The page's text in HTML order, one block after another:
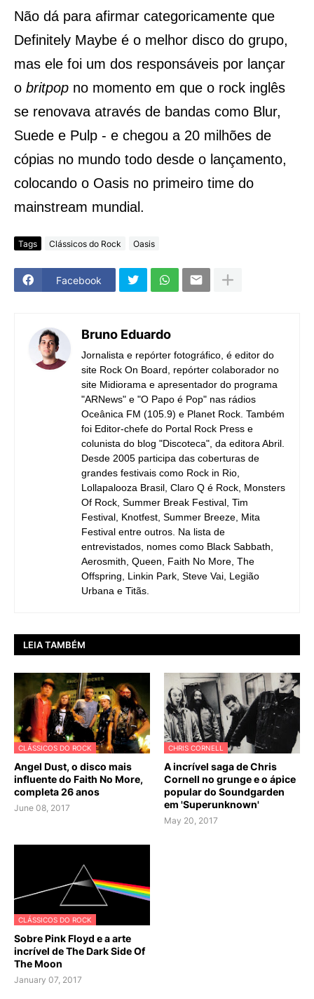
Não dá para afirmar categoricamente que
Definitely Maybe é o melhor disco do grupo,
mas ele foi um dos responsáveis por lançar
o britpop no momento em que o rock inglês
se renovava através de bandas como Blur,
Suede e Pulp - e chegou a 20 milhões de
cópias no mundo todo desde o lançamento,
colocando o Oasis no primeiro time do
mainstream mundial.
Tags Clássicos do Rock Oasis
Facebook
Bruno Eduardo
Jornalista e repórter fotográfico, é editor do
site Rock On Board, repórter colaborador no
site Midiorama e apresentador do programa
"ARNews" e "O Papo é Pop" nas rádios
Oceânica FM (105.9) e Planet Rock. Também
foi Editor-chefe do Portal Rock Press e
colunista do blog "Discoteca", da editora Abril.
Desde 2005 participa das coberturas de
grandes festivais como Rock in Rio,
Lollapalooza Brasil, Claro Q é Rock, Monsters
Of Rock, Summer Break Festival, Tim
Festival, Knotfest, Summer Breeze, Mita
Festival entre outros. Na lista de
entrevistados, nomes como Black Sabbath,
Aerosmith, Queen, Faith No More, The
Offspring, Linkin Park, Steve Vai, Legião
Urbana e Titãs.
LEIA TAMBÉM
CLÁSSICOS DO ROCK
Angel Dust, o disco mais
influente do Faith No More,
completa 26 anos
June 08, 2017
CHRIS CORNELL
A incrível saga de Chris
Cornell no grunge e o ápice
popular do Soundgarden
em 'Superunknown'
May 20, 2017
CLÁSSICOS DO ROCK
Sobre Pink Floyd e a arte
incrível de The Dark Side Of
The Moon
January 07, 2017